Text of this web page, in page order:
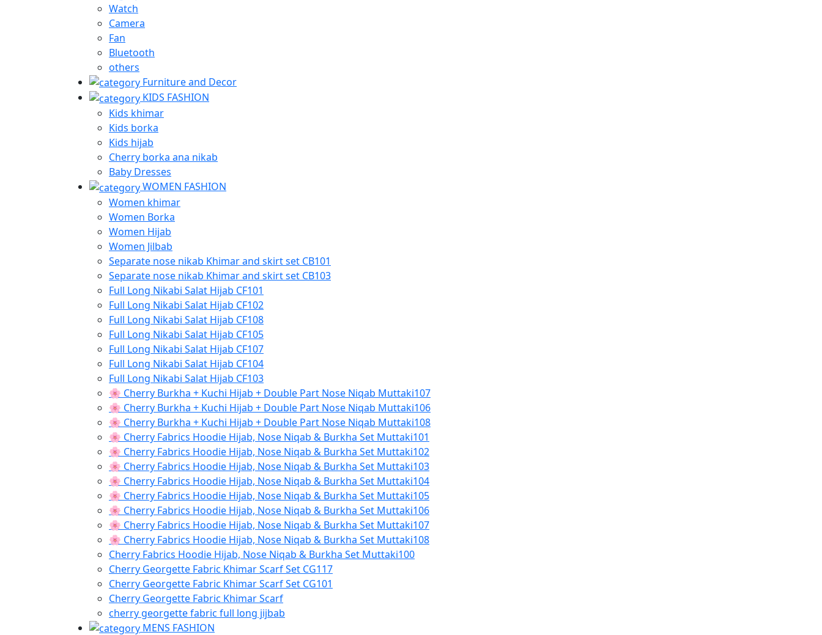
Watch
Camera
Fan
Bluetooth
others
Furniture and Decor
KIDS FASHION
Kids khimar
Kids borka
Kids hijab
Cherry borka ana nikab
Baby Dresses
WOMEN FASHION
Women khimar
Women Borka
Women Hijab
Women Jilbab
Separate nose nikab Khimar and skirt set CB101
Separate nose nikab Khimar and skirt set CB103
Full Long Nikabi Salat Hijab CF101
Full Long Nikabi Salat Hijab CF102
Full Long Nikabi Salat Hijab CF108
Full Long Nikabi Salat Hijab CF105
Full Long Nikabi Salat Hijab CF107
Full Long Nikabi Salat Hijab CF104
Full Long Nikabi Salat Hijab CF103
🌸 Cherry Burkha + Kuchi Hijab + Double Part Nose Niqab Muttaki107
🌸 Cherry Burkha + Kuchi Hijab + Double Part Nose Niqab Muttaki106
🌸 Cherry Burkha + Kuchi Hijab + Double Part Nose Niqab Muttaki108
🌸 Cherry Fabrics Hoodie Hijab, Nose Niqab & Burkha Set Muttaki101
🌸 Cherry Fabrics Hoodie Hijab, Nose Niqab & Burkha Set Muttaki102
🌸 Cherry Fabrics Hoodie Hijab, Nose Niqab & Burkha Set Muttaki103
🌸 Cherry Fabrics Hoodie Hijab, Nose Niqab & Burkha Set Muttaki104
🌸 Cherry Fabrics Hoodie Hijab, Nose Niqab & Burkha Set Muttaki105
🌸 Cherry Fabrics Hoodie Hijab, Nose Niqab & Burkha Set Muttaki106
🌸 Cherry Fabrics Hoodie Hijab, Nose Niqab & Burkha Set Muttaki107
🌸 Cherry Fabrics Hoodie Hijab, Nose Niqab & Burkha Set Muttaki108
Cherry Fabrics Hoodie Hijab, Nose Niqab & Burkha Set Muttaki100
Cherry Georgette Fabric Khimar Scarf Set CG117
Cherry Georgette Fabric Khimar Scarf Set CG101
Cherry Georgette Fabric Khimar Scarf
cherry georgette fabric full long jijbab
MENS FASHION